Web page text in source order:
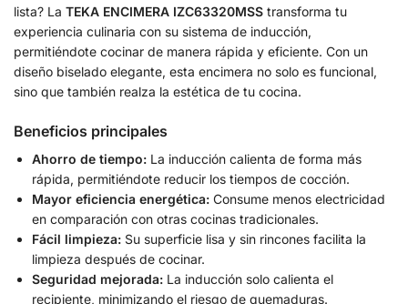
lista? La TEKA ENCIMERA IZC63320MSS transforma tu
experiencia culinaria con su sistema de inducción,
permitiéndote cocinar de manera rápida y eficiente. Con un
diseño biselado elegante, esta encimera no solo es funcional,
sino que también realza la estética de tu cocina.
Beneficios principales
Ahorro de tiempo: La inducción calienta de forma más
rápida, permitiéndote reducir los tiempos de cocción.
Mayor eficiencia energética: Consume menos electricidad
en comparación con otras cocinas tradicionales.
Fácil limpieza: Su superficie lisa y sin rincones facilita la
limpieza después de cocinar.
Seguridad mejorada: La inducción solo calienta el
recipiente, minimizando el riesgo de quemaduras.